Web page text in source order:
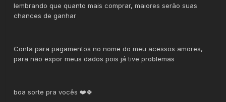
lembrando que quanto mais comprar, maiores serão suas
chances de ganhar
Conta para pagamentos no nome do meu acessos amores,
para não expor meus dados pois já tive problemas
boa sorte pra vocês ❤️🍀